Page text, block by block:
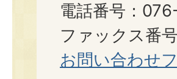
電話番号：
ファックス番
お問い合わせ